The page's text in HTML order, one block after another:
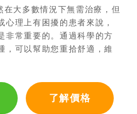
在大多數情況下無需治療，但
心理上有困擾的患者來說，
非常重要的。通過科學的方
，可以幫助您重拾舒適，維
了解價格